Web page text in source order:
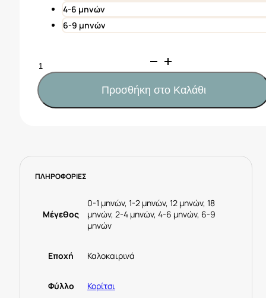
4-6 μηνών
6-9 μηνών
Mayoral
Φορμάκι
μακρύ
με
σκούφο
095
Προσθήκη στο Καλάθι
ΠΛΗΡΟΦΟΡΙΕΣ
Μέγεθος
0-1 μηνών, 1-2 μηνών, 12 μηνών, 18
μηνών, 2-4 μηνών, 4-6 μηνών, 6-9
μηνών
Εποχή Καλοκαιρινά
Φύλλο Κορίτσι